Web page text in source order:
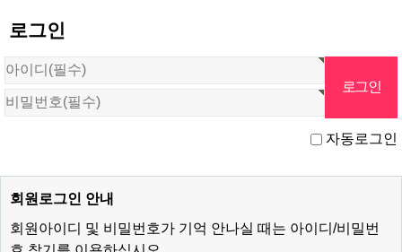
로그인
자동로그인
회원로그인 안내
회원아이디 및 비밀번호가 기억 안나실 때는 아이디/비밀번